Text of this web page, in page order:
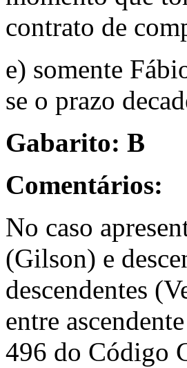
contrato de
e) somente
se o prazo
Gabarito: B
Comentários:
No caso
(Gilson) e
descendentes
entre
496 do Código